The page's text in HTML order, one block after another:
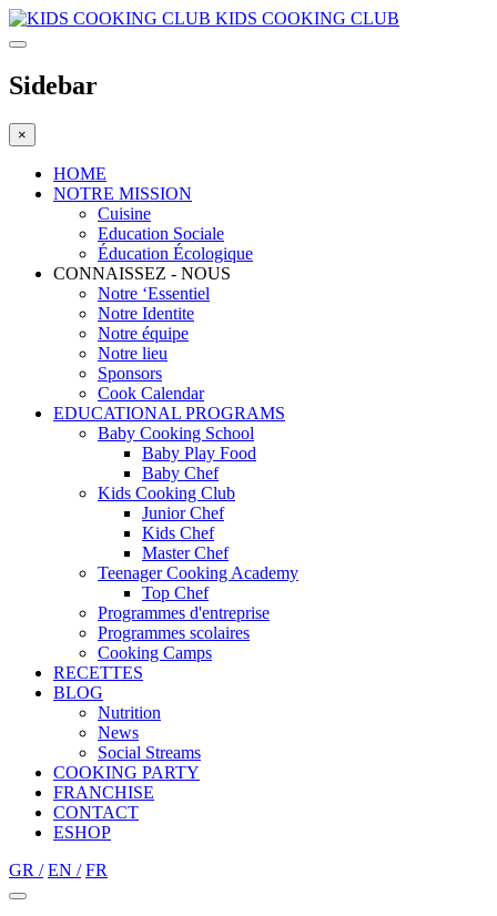
KIDS COOKING CLUB
Sidebar
×
HOME
NOTRE MISSION
Cuisine
Education Sociale
Éducation Écologique
CONNAISSEZ - NOUS
Notre ‘Essentiel
Notre Identite
Notre équipe
Notre lieu
Sponsors
Cook Calendar
EDUCATIONAL PROGRAMS
Baby Cooking School
Baby Play Food
Baby Chef
Kids Cooking Club
Junior Chef
Kids Chef
Master Chef
Teenager Cooking Academy
Top Chef
Programmes d'entreprise
Programmes scolaires
Cooking Camps
RECETTES
BLOG
Nutrition
Νews
Social Streams
COOKING PARTY
FRANCHISE
CONTACT
ESHOP
GR / EN / FR